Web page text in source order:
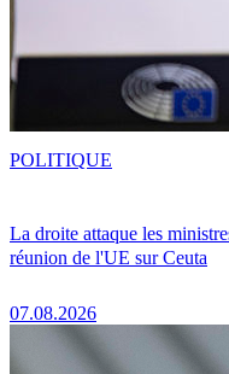
La droite attaque les
réunion de l'UE sur Ceuta
07.08.2026
POLITIQUE